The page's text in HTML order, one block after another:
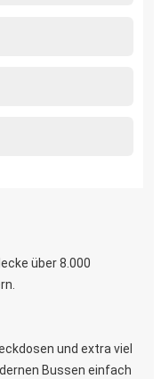
über 8.000
und extra viel
Bussen einfach